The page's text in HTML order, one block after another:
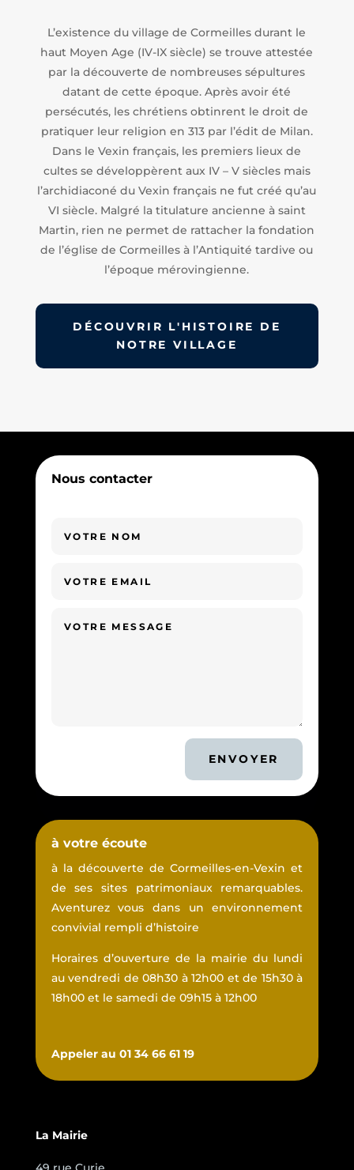
L’existence du village de Cormeilles durant le
haut Moyen Age (IV-IX siècle) se trouve attestée
par la découverte de nombreuses sépultures
datant de cette époque. Après avoir été
persécutés, les chrétiens obtinrent le droit de
pratiquer leur religion en 313 par l’édit de Milan.
Dans le Vexin français, les premiers lieux de
cultes se développèrent aux IV – V siècles mais
l’archidiaconé du Vexin français ne fut créé qu’au
VI siècle. Malgré la titulature ancienne à saint
Martin, rien ne permet de rattacher la fondation
de l’église de Cormeilles à l’Antiquité tardive ou
l’époque mérovingienne.
DÉCOUVRIR L'HISTOIRE DE
NOTRE VILLAGE
Nous contacter
ENVOYER
à votre écoute
à la découverte de Cormeilles-en-Vexin et
de ses sites patrimoniaux remarquables.
Aventurez vous dans un environnement
convivial rempli d’histoire
Horaires d’ouverture de la mairie du lundi
au vendredi de 08h30 à 12h00 et de 15h30 à
18h00 et le samedi de 09h15 à 12h00
Appeler au 01 34 66 61 19
La Mairie